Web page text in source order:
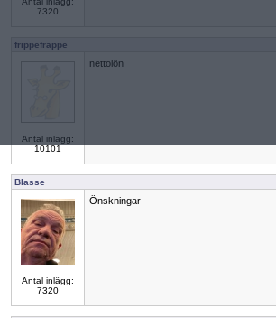
7320
frippefrappe
Antal inlägg:
10101
nettolön
Blasse
Antal inlägg:
7320
Önskningar